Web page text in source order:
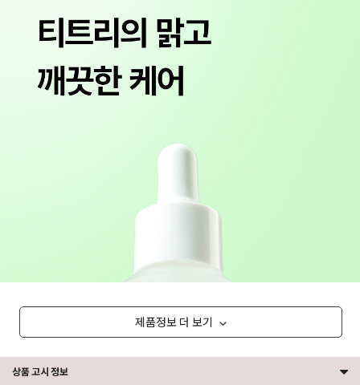
제품정보 더 보기
상품 고시 정보